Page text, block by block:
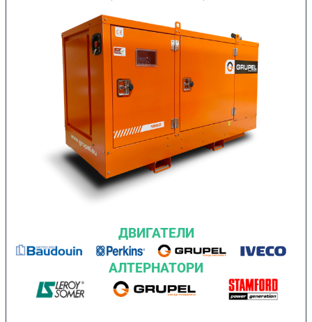
ДВИГАТЕЛИ
АЛТЕРНАТОРИ